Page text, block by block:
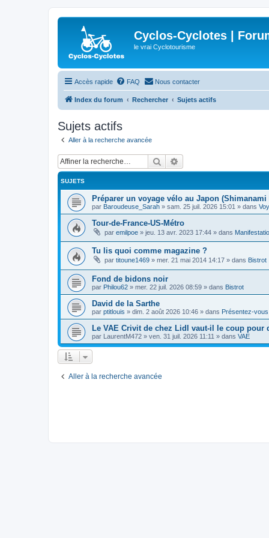
Cyclos-Cyclotes |
le vrai Cyclotourisme
Accès rapide FAQ Nous contacter
Index du forum Rechercher Sujets actifs
Sujets actifs
Aller à la recherche avancée
Rechercher
SUJETS
Préparer un voyage vélo au Japon
par Baroudeuse_Sarah » sam. 25 juil. 2026 15:01 » dans
Tour-de-France-US-Métro
par emilpoe » jeu. 13 avr. 2023 17:44 » dans
Tu lis quoi comme magazine ?
par titoune1469 » mer. 21 mai 2014 14:17 » dans Bistrot
Fond de bidons noir
par Philou62 » mer. 22 juil. 2026 08:59 » dans Bistrot
David de la Sarthe
par ptitlouis » dim. 2 août 2026 10:46 » dans Présentez-vous
Le VAE Crivit de chez Lidl vaut-il le coup pour
par LaurentM472 » ven. 31 juil. 2026 11:11 » dans VAE
Aller à la recherche avancée